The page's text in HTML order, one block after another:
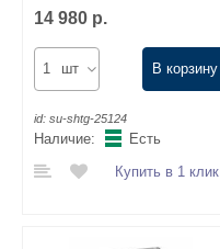
14 980 р.
шт В корзину
id: su-shtg-25124
Наличие:
Есть
Купить в 1 клик